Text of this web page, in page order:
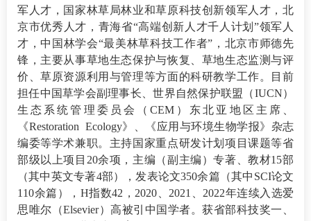
军人才，国家林草局林业和草原科技创新领军人才，北
京市优秀人才，青海省“高端创新人才千人计划”领军人
才，中国林学会“最美林草科技工作者”，北京市师德先
锋，主要从事草地生态保护与恢复、草地生态监测与评
价、草原资源利用与管理等方面的科研教学工作。目前
担任中国草学会副理事长、世界自然保护联盟（IUCN）
生态系统管理委员会（CEM ）东北亚地区主席、
《Restoration Ecology》、《应用与环境生物学报》杂志
编委等学术兼职。主持国家重点研发计划项目课题等省
部级以上项目 20余项，主编（副主编）专著、教材15部
（其中英文专著4部），发表论文350余篇（其中 SCI论文
110余篇）， H指数42 ， 2020 2021 2022年连续入选爱
思唯尔（Elsevier）高被引中国学者。获省部科技奖一、